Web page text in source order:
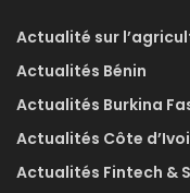
Actualité sur
Actualités Bénin
Actualités Burkina
Actualités Côte
Actualités Fintech &